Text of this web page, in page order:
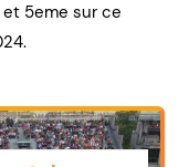
et 5eme sur ce